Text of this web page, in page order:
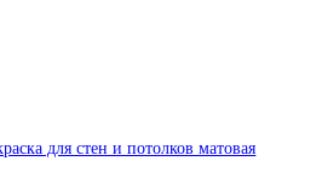
для стен и потолков матовая